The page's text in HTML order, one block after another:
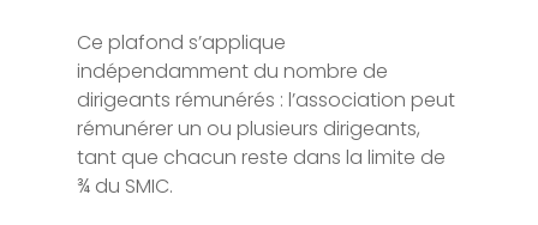
Ce plafond s’applique
indépendamment du nombre de
dirigeants rémunérés : l’association peut
rémunérer un ou plusieurs dirigeants,
tant que chacun reste dans la limite de
¾ du SMIC.